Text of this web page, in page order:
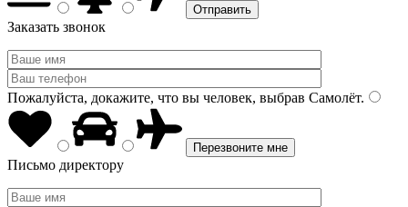
Заказать звонок
Пожалуйста, докажите, что вы человек, выбрав Самолёт.
Письмо директору